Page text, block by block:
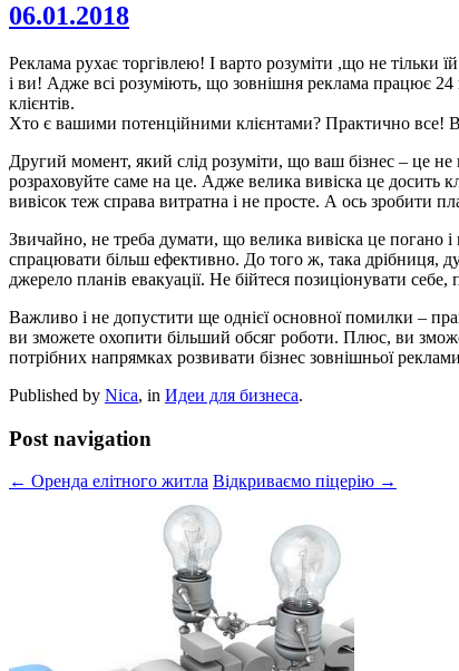
06.01.2018
Реклама рухає торгівлею! І варто розуміти ,що не тільки
і ви! Адже всі розуміють, що зовнішня реклама працює 24
клієнтів.
Хто є вашими потенційними клієнтами? Практично все!
Другий момент, який слід розуміти, що ваш бізнес – це не
розраховуйте саме на це. Адже велика вивіска це досить
вивісок теж справа витратна і не просте. А ось зробити
Звичайно, не треба думати, що велика вивіска це погано
спрацювати більш ефективно. До того ж, така дрібниця,
джерело планів евакуації. Не бійтеся позиціонувати
Важливо і не допустити ще однієї основної помилки –
ви зможете охопити більший обсяг роботи. Плюс, ви
потрібних напрямках розвивати бізнес зовнішньої
Published by Nica, in Идеи для бизнеса.
Post navigation
← Оренда елітного житла Відкриваємо піцерію →